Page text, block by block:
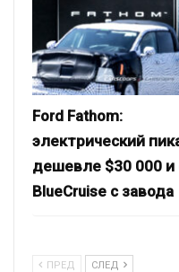
Ford Fathom:
электрический
дешевле $30 000 и
BlueCruise с завода
ПРЕД СЛЕД